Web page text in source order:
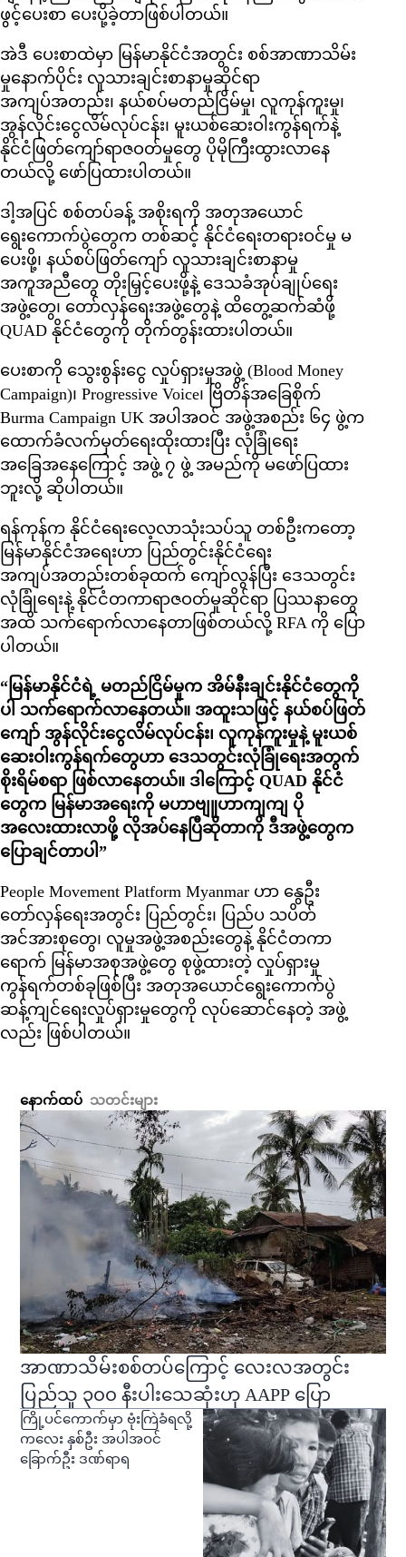
ဖွင့်ပေးစာ ပေးပို့ခဲ့တာဖြစ်ပါတယ်။
အဲဒီ ပေးစာထဲမှာ မြန်မာနိုင်ငံအတွင်း စစ်အာဏာသိမ်း
မှုနောက်ပိုင်း လူသားချင်းစာနာမှုဆိုင်ရာ
အကျပ်အတည်း၊ နယ်စပ်မတည်ငြိမ်မှု၊ လူကုန်ကူးမှု၊
အွန်လိုင်းငွေလိမ်လုပ်ငန်း၊ မူးယစ်ဆေးဝါးကွန်ရက်နဲ့
နိုင်ငံဖြတ်ကျော်ရာဇဝတ်မှုတွေ ပိုမိုကြီးထွားလာနေ
တယ်လို့ ဖော်ပြထားပါတယ်။
ဒါ့အပြင် စစ်တပ်ခန့် အစိုးရကို အတုအယောင်
ရွေးကောက်ပွဲတွေက တစ်ဆင့် နိုင်ငံရေးတရားဝင်မှု မ
ပေးဖို့၊ နယ်စပ်ဖြတ်ကျော် လူသားချင်းစာနာမှု
အကူအညီတွေ တိုးမြှင့်ပေးဖို့နဲ့ ဒေသခံအုပ်ချုပ်ရေး
အဖွဲ့တွေ၊ တော်လှန်ရေးအဖွဲ့တွေနဲ့ ထိတွေ့ဆက်ဆံဖို့
QUAD နိုင်ငံတွေကို တိုက်တွန်းထားပါတယ်။
ပေးစာကို သွေးစွန်းငွေ လှုပ်ရှားမှုအဖွဲ့ (Blood Money
Campaign)၊ Progressive Voice၊ ဗြိတိန်အခြေစိုက်
Burma Campaign UK အပါအဝင် အဖွဲ့အစည်း ၆၄ ဖွဲ့က
ထောက်ခံလက်မှတ်ရေးထိုးထားပြီး လုံခြုံရေး
အခြေအနေကြောင့် အဖွဲ့ ၇ ဖွဲ့ အမည်ကို မဖော်ပြထား
ဘူးလို့ ဆိုပါတယ်။
ရန်ကုန်က နိုင်ငံရေးလေ့လာသုံးသပ်သူ တစ်ဦးကတော့
မြန်မာနိုင်ငံအရေးဟာ ပြည်တွင်းနိုင်ငံရေး
အကျပ်အတည်းတစ်ခုထက် ကျော်လွန်ပြီး ဒေသတွင်း
လုံခြုံရေးနဲ့ နိုင်ငံတကာရာဇဝတ်မှုဆိုင်ရာ ပြဿနာတွေ
အထိ သက်ရောက်လာနေတာဖြစ်တယ်လို့ RFA ကို ပြော
ပါတယ်။
“မြန်မာနိုင်ငံရဲ့ မတည်ငြိမ်မှုက အိမ်နီးချင်းနိုင်ငံတွေကို
ပါ သက်ရောက်လာနေတယ်။ အထူးသဖြင့် နယ်စပ်ဖြတ်
ကျော် အွန်လိုင်းငွေလိမ်လုပ်ငန်း၊ လူကုန်ကူးမှုနဲ့ မူးယစ်
ဆေးဝါးကွန်ရက်တွေဟာ ဒေသတွင်းလုံခြုံရေးအတွက်
စိုးရိမ်စရာ ဖြစ်လာနေတယ်။ ဒါကြောင့် QUAD နိုင်ငံ
တွေက မြန်မာအရေးကို မဟာဗျူဟာကျကျ ပို
အလေးထားလာဖို့ လိုအပ်နေပြီဆိုတာကို ဒီအဖွဲ့တွေက
ပြောချင်တာပါ”
People Movement Platform Myanmar ဟာ နွေဦး
တော်လှန်ရေးအတွင်း ပြည်တွင်း၊ ပြည်ပ သပိတ်
အင်အားစုတွေ၊ လူမှုအဖွဲ့အစည်းတွေနဲ့ နိုင်ငံတကာ
ရောက် မြန်မာအစုအဖွဲ့တွေ စုဖွဲ့ထားတဲ့ လှုပ်ရှားမှု
ကွန်ရက်တစ်ခုဖြစ်ပြီး အတုအယောင်ရွေးကောက်ပွဲ
ဆန့်ကျင်ရေးလှုပ်ရှားမှုတွေကို လုပ်ဆောင်နေတဲ့ အဖွဲ့
လည်း ဖြစ်ပါတယ်။
နောက်ထပ် သတင်းများ
အာဏာသိမ်းစစ်တပ်ကြောင့် လေးလအတွင်း
ပြည်သူ ၃၀၀ နီးပါးသေဆုံးဟု AAPP ပြော
ကြို့ပင်ကောက်မှာ ဗုံးကြဲခံရလို့
ကလေး နှစ်ဦး အပါအဝင်
ခြောက်ဦး ဒဏ်ရာရ